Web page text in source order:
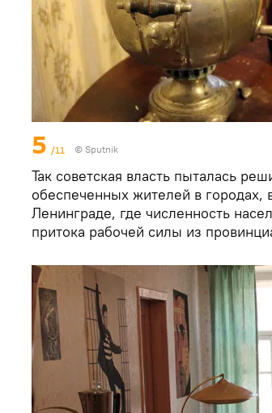
5 /11 © Sputnik
Так советская власть пыталась
обеспеченных жителей в
Ленинграде, где численность
притока рабочей силы из